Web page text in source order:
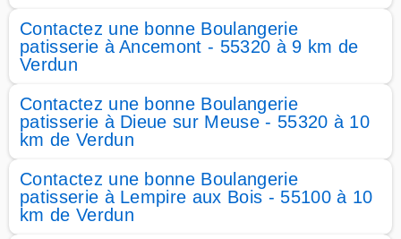
Contactez une bonne Boulangerie
patisserie à Ancemont - 55320 à 9 km de
Verdun
Contactez une bonne Boulangerie
patisserie à Dieue sur Meuse - 55320 à 10
km de Verdun
Contactez une bonne Boulangerie
patisserie à Lempire aux Bois - 55100 à 10
km de Verdun